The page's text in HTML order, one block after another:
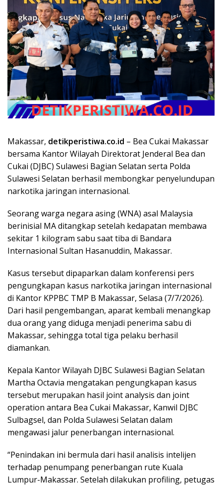
Makassar, detikperistiwa.co.id – Bea Cukai Makassar
bersama Kantor Wilayah Direktorat Jenderal Bea dan
Cukai (DJBC) Sulawesi Bagian Selatan serta Polda
Sulawesi Selatan berhasil membongkar penyelundupan
narkotika jaringan internasional.
Seorang warga negara asing (WNA) asal Malaysia
berinisial MA ditangkap setelah kedapatan membawa
sekitar 1 kilogram sabu saat tiba di Bandara
Internasional Sultan Hasanuddin, Makassar.
Kasus tersebut dipaparkan dalam konferensi pers
pengungkapan kasus narkotika jaringan internasional
di Kantor KPPBC TMP B Makassar, Selasa (7/7/2026).
Dari hasil pengembangan, aparat kembali menangkap
dua orang yang diduga menjadi penerima sabu di
Makassar, sehingga total tiga pelaku berhasil
diamankan.
Kepala Kantor Wilayah DJBC Sulawesi Bagian Selatan
Martha Octavia mengatakan pengungkapan kasus
tersebut merupakan hasil joint analysis dan joint
operation antara Bea Cukai Makassar, Kanwil DJBC
Sulbagsel, dan Polda Sulawesi Selatan dalam
mengawasi jalur penerbangan internasional.
“Penindakan ini bermula dari hasil analisis intelijen
terhadap penumpang penerbangan rute Kuala
Lumpur-Makassar. Setelah dilakukan profiling, petugas